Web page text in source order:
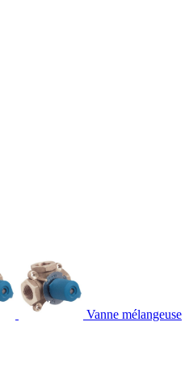
Vanne mélangeuse